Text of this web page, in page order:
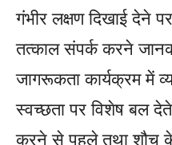
गंभीर लक्षण दिखाई देने
तत्काल संपर्क करने
जागरूकता कार्यक्रम में
स्वच्छता पर विशेष बल देते
करने से पहले तथा शौच